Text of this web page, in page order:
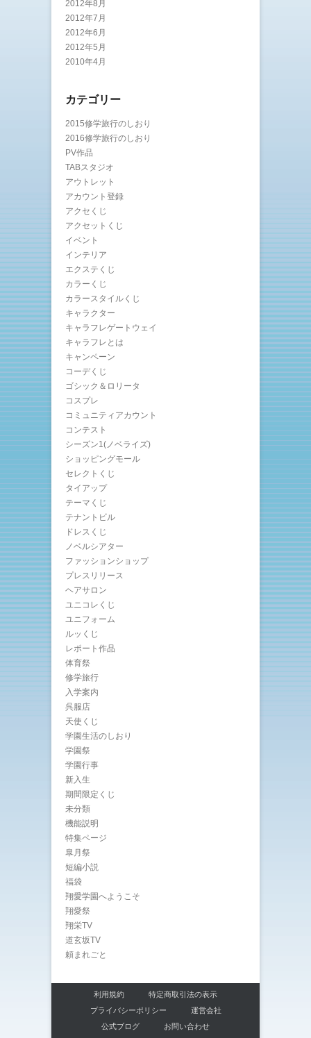
2012年8月
2012年7月
2012年6月
2012年5月
2010年4月
カテゴリー
2015修学旅行のしおり
2016修学旅行のしおり
PV作品
TABスタジオ
アウトレット
アカウント登録
アクセくじ
アクセットくじ
イベント
インテリア
エクステくじ
カラーくじ
カラースタイルくじ
キャラクター
キャラフレゲートウェイ
キャラフレとは
キャンペーン
コーデくじ
ゴシック＆ロリータ
コスプレ
コミュニティアカウント
コンテスト
シーズン1(ノベライズ)
ショッピングモール
セレクトくじ
タイアップ
テーマくじ
テナントビル
ドレスくじ
ノベルシアター
ファッションショップ
プレスリリース
ヘアサロン
ユニコレくじ
ユニフォーム
ルッくじ
レポート作品
体育祭
修学旅行
入学案内
呉服店
天使くじ
学園生活のしおり
学園祭
学園行事
新入生
期間限定くじ
未分類
機能説明
特集ページ
皐月祭
短編小説
福袋
翔愛学園へようこそ
翔愛祭
翔栄TV
道玄坂TV
頼まれごと
利用規約
特定商取引法の表示
プライバシーポリシー
運営会社
公式ブログ
お問い合わせ